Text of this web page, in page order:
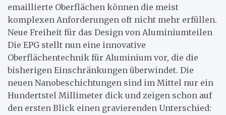
emaillierte Oberflächen können die meist
komplexen Anforderungen oft nicht mehr erfüllen.
Neue Freiheit für das Design von Aluminiumteilen
Die EPG stellt nun eine innovative
Oberflächentechnik für Aluminium vor, die die
bisherigen Einschränkungen überwindet. Die
neuen Nanobeschichtungen sind im Mittel nur ein
Hundertstel Millimeter dick und zeigen schon auf
den ersten Blick einen gravierenden Unterschied: